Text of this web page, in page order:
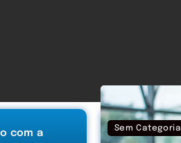
com a
Sem Categoria